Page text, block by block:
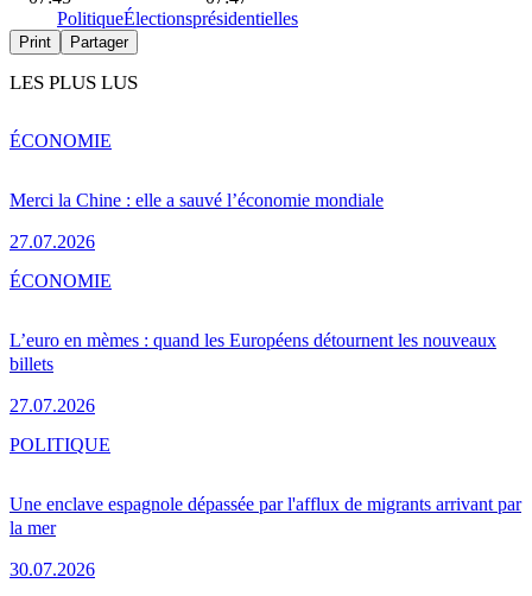
PolitiqueÉlectionsprésidentielles
Print Partager
LES PLUS LUS
Merci la Chine : elle a sauvé l’économie mondiale
27.07.2026
ÉCONOMIE
L’euro en mèmes : quand les Européens détournent les nouveaux
billets
27.07.2026
ÉCONOMIE
Une enclave espagnole dépassée par l'afflux de migrants arrivant par
la mer
30.07.2026
POLITIQUE